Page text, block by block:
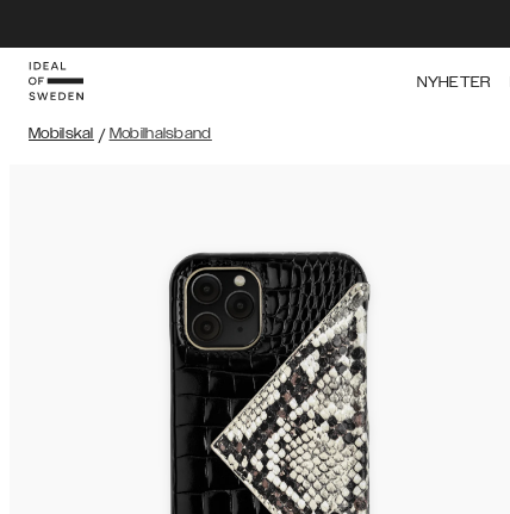
NYHETER
Mobilskal / Mobilhalsband